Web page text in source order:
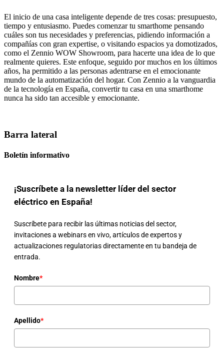
El inicio de una casa inteligente depende de tres cosas: presupuesto,
tiempo y entusiasmo. Puedes comenzar tu smarthome pensando
cuáles son tus necesidades y preferencias, pidiendo información a
compañías con gran expertise, o visitando espacios ya domotizados,
como el Zennio WOW Showroom, para hacerte una idea de lo que
realmente quieres. Este enfoque, seguido por muchos en los últimos
años, ha permitido a las personas adentrarse en el emocionante
mundo de la automatización del hogar. Con Zennio a la vanguardia
de la tecnología en España, convertir tu casa en una smarthome
nunca ha sido tan accesible y emocionante.
Barra lateral
Boletín informativo
¡Suscríbete a la newsletter líder del sector
eléctrico en España!
Suscríbete para recibir las últimas noticias del sector,
invitaciones a webinars en vivo, artículos de expertos y
actualizaciones regulatorias directamente en tu bandeja de
entrada.
Nombre*
Apellido*